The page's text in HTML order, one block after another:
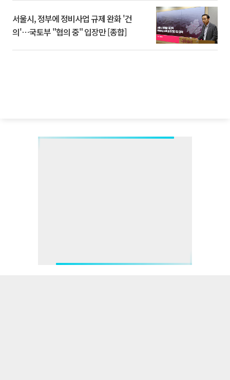
서울시, 정부에 정비사업 규제 완화 '건
의'⋯국토부 "협의 중" 입장만 [종합]